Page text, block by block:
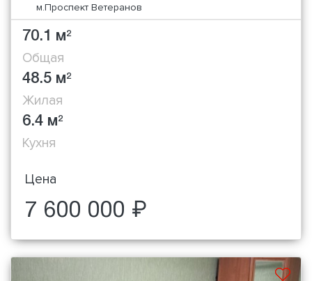
м.Проспект Ветеранов
70.1 м2
Общая
48.5 м2
Жилая
6.4 м2
Кухня
Цена
7 600 000 ₽